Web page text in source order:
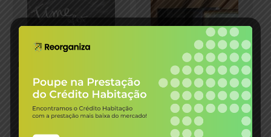
me prejudicar?
Saiba mais sobre as
vantagens de reparar um
eletrodoméstico em vez de
comprar um novo
by A Carteira